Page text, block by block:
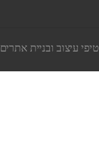
טיפי עיצוב ובניית אתרים